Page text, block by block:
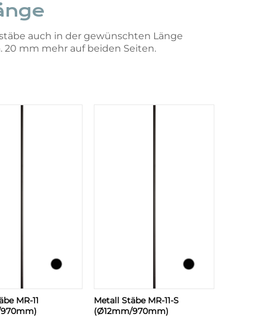
auch in der gewünschten Länge
20 mm mehr auf beiden Seiten.
MR-11
Metall Stäbe MR-11-S
(Ø12mm/970mm)